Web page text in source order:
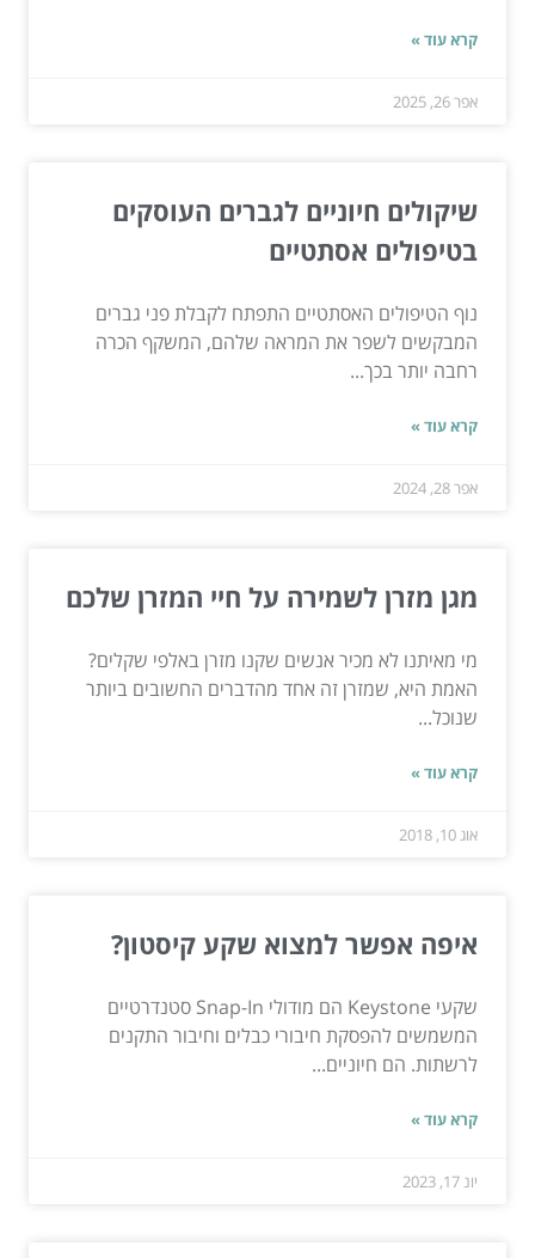
קרא עוד »
אפר 26, 2025
שיקולים חיוניים לגברים העוסקים
בטיפולים אסתטיים
נוף הטיפולים האסתטיים התפתח לקבלת פני גברים
המבקשים לשפר את המראה שלהם, המשקף הכרה
רחבה יותר בכך...
קרא עוד »
אפר 28, 2024
מגן מזרן לשמירה על חיי המזרן שלכם
מי מאיתנו לא מכיר אנשים שקנו מזרן באלפי שקלים?
האמת היא, שמזרן זה אחד מהדברים החשובים ביותר
שנוכל...
קרא עוד »
אוג 10, 2018
איפה אפשר למצוא שקע קיסטון?
שקעי Keystone הם מודולי Snap-In סטנדרטיים
המשמשים להפסקת חיבורי כבלים וחיבור התקנים
לרשתות. הם חיוניים...
קרא עוד »
יונ 17, 2023